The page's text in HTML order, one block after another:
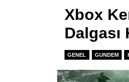
Xbox
Dalgası
GENEL GUNDEM